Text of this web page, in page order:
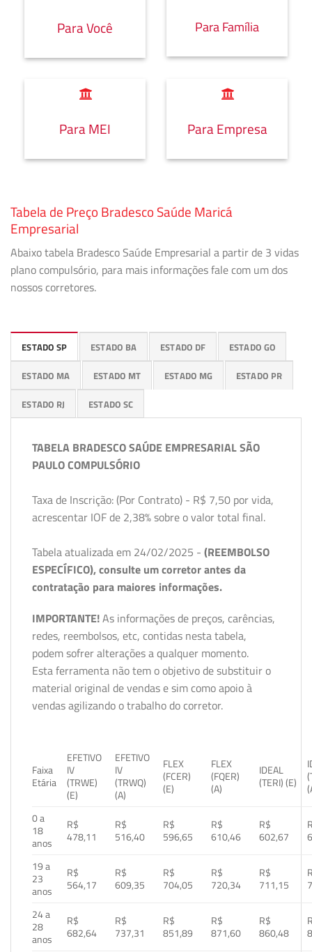
Para Você Para Família
Para MEI Para Empresa
Tabela de Preço Bradesco Saúde Maricá
Empresarial
Abaixo tabela Bradesco Saúde Empresarial a partir de 3 vidas
plano compulsório, para mais informações fale com um dos
nossos corretores.
ESTADO SP ESTADO BA ESTADO DF ESTADO GO
ESTADO MA ESTADO MT ESTADO MG ESTADO PR
ESTADO RJ ESTADO SC
TABELA BRADESCO SAÚDE EMPRESARIAL SÃO
PAULO COMPULSÓRIO
Taxa de Inscrição: (Por Contrato) - R$ 7,50 por vida,
acrescentar IOF de 2,38% sobre o valor total final.
Tabela atualizada em 24/02/2025 - (REEMBOLSO
ESPECÍFICO), consulte um corretor antes da
contratação para maiores informações.
IMPORTANTE!As informações de preços, carências,
redes, reembolsos, etc, contidas nesta tabela,
podem sofrer alterações a qualquer momento.
Esta ferramenta não tem o objetivo de substituir o
material original de vendas e sim como apoio à
vendas agilizando o trabalho do corretor.
Faixa
Etária
EFETIVO
IV
(TRWE)
(E)
EFETIVO
IV
(TRWQ)
(A)
FLEX
(FCER)
(E)
FLEX
(FQER)
(A)
IDEAL
(TERI) (E)
0 a
18
anos
R$
478,11
R$
516,40
R$
596,65
R$
610,46
R$
602,67
19 a
23
anos
R$
564,17
R$
609,35
R$
704,05
R$
720,34
R$
711,15
24 a
28
anos
R$
682,64
R$
737,31
R$
851,89
R$
871,60
R$
860,48